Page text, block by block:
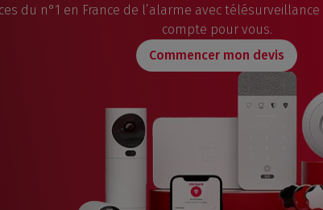
du n°1 en France de l’alarme avec
compte pour vous.
Commencer mon devis